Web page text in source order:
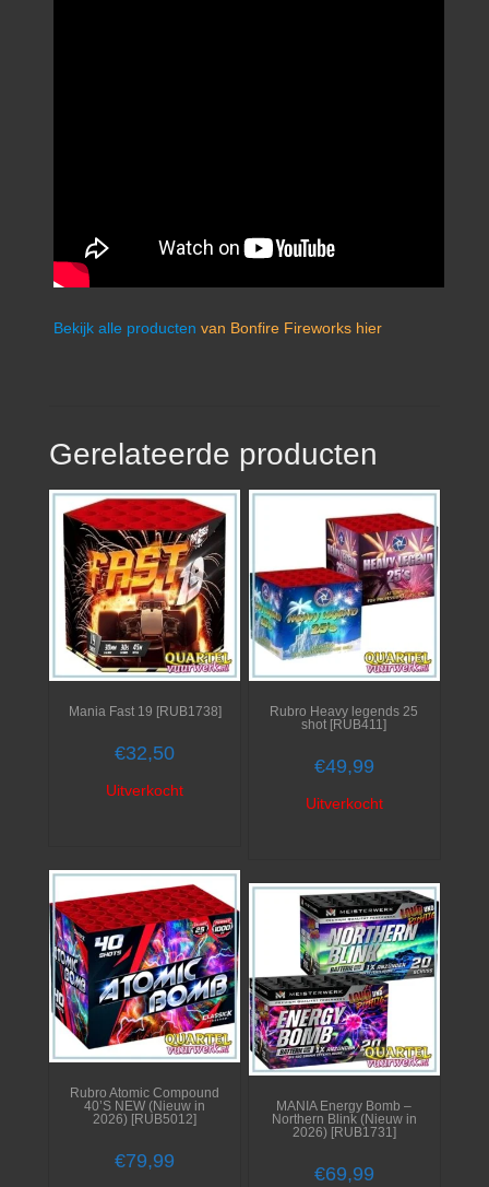
Bekijk alle producten van Bonfire Fireworks hier
Gerelateerde producten
Mania Fast 19 [RUB1738]
€32,50
Uitverkocht
Rubro Heavy legends 25
shot [RUB411]
€49,99
Uitverkocht
Rubro Atomic Compound
40’S NEW (Nieuw in
2026) [RUB5012]
€79,99
MANIA Energy Bomb –
Northern Blink (Nieuw in
2026) [RUB1731]
€69,99